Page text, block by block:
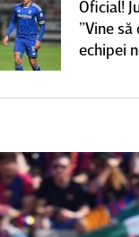
Oficial!
”Vine
echipei